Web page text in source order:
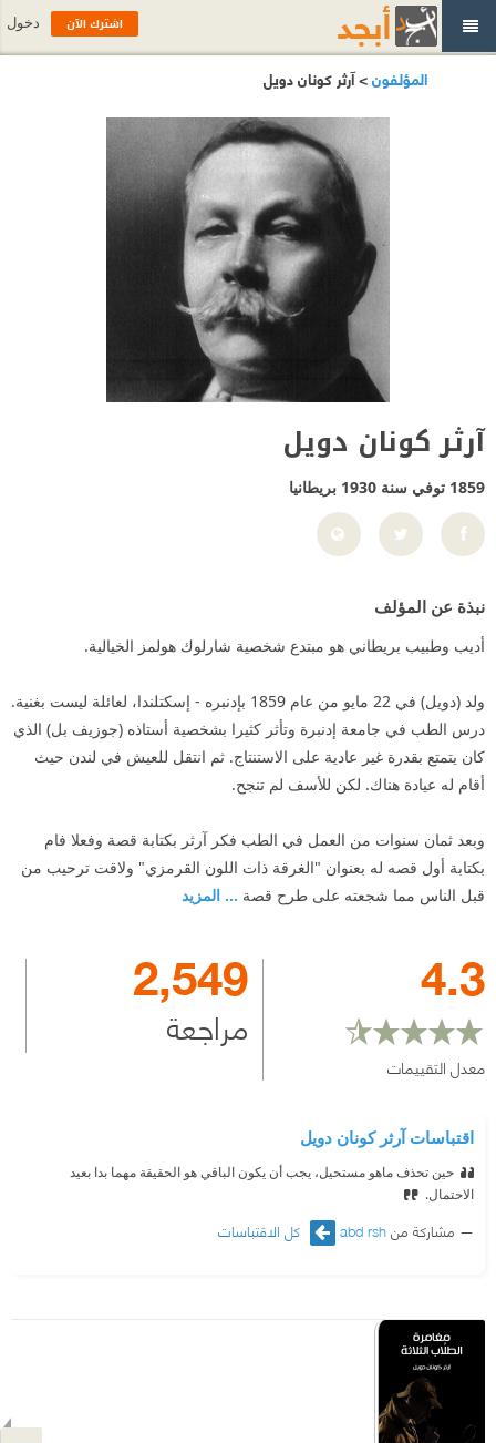
المؤلفون> آرثر كونان دويل
آرثر كونان دويل
1859 توفي سنة 1930 بريطانيا
نبذة عن المؤلف
أديب وطبيب بريطاني هو مبتدع شخصية شارلوك هولمز الخيالية.
ولد (دويل) في 22 مايو من عام 1859 بإدنبره - إسكتلندا، لعائلة ليست بغنية.
درس الطب في جامعة إدنبرة وتأثر كثيرا بشخصية أستاذه (جوزيف بل) الذي
كان يتمتع بقدرة غير عادية على الاستنتاج. ثم انتقل للعيش في لندن حيث
أقام له عيادة هناك. لكن للأسف لم تنجح.
وبعد ثمان سنوات من العمل في الطب فكر آرثر بكتابة قصة وفعلا فام
بكتابة أول قصه له بعنوان "الغرقة ذات اللون القرمزي" ولاقت ترحيب من
قبل الناس مما شجعته على طرح قصة ... المزيد
4.3
معدل التقييمات
2,549
مراجعة
اقتباسات آرثر كونان دويل
حين تحذف ماهو مستحيل، يجب أن يكون الباقي هو الحقيقة مهما بدا بعيد
الاحتمال.
مشاركة منabd rsh كل الاقتباسات
اشترك الآن دخول